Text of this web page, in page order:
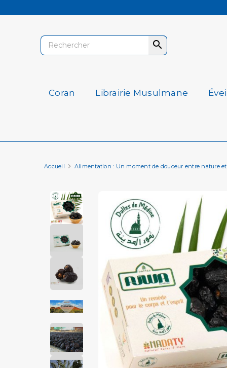

Coran Librairie Musulmane
Accueil Alimentation : Un moment de douceur entre nature